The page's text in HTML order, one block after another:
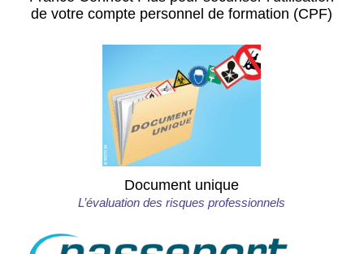
de votre compte personnel de formation (CPF)
Document unique
L’évaluation des risques professionnels